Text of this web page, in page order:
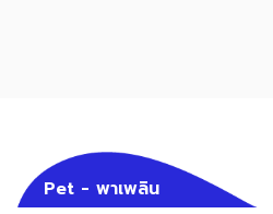
Pet - พาเพลิน